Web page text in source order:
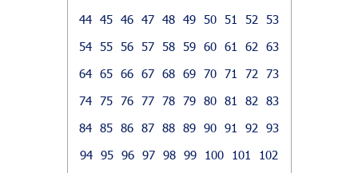
44 45 46 47 48 49 50 51 52
53
54 55 56 57 58 59 60 61 62
63
64 65 66 67 68 69 70 71 72
73
74 75 76 77 78 79 80 81 82
83
84 85 86 87 88 89 90 91 92
93
94 95 96 97 98 99 100 101
102